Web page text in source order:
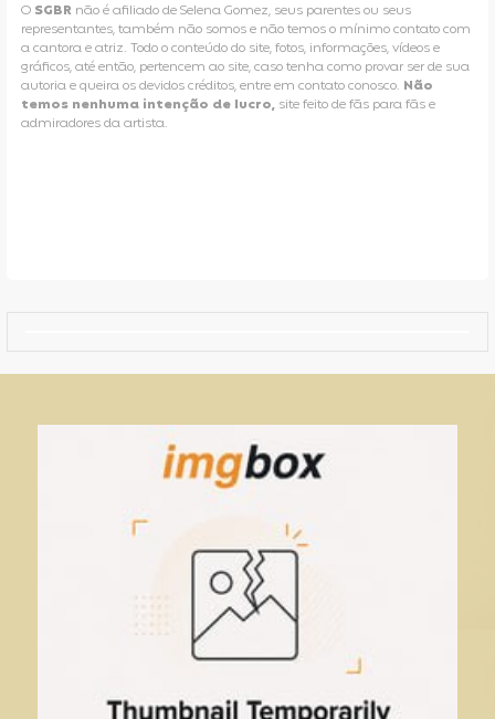
O SGBR não é afiliado de Selena Gomez, seus parentes ou seus
representantes, também não somos e não temos o mínimo contato com
a cantora e atriz. Todo o conteúdo do site, fotos, informações, vídeos e
gráficos, até então, pertencem ao site, caso tenha como provar ser de sua
autoria e queira os devidos créditos, entre em contato conosco. Não
temos nenhuma intenção de lucro, site feito de fãs para fãs e
admiradores da artista.